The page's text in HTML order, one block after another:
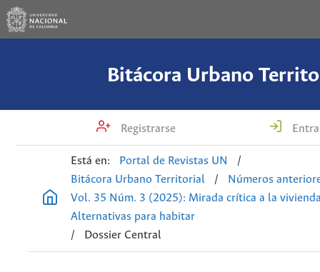
Bitácora Urbano
Registrarse
Está en: Portal de Revistas UN
/
Bitácora Urbano Territorial
/
Números
Vol. 35 Núm. 3 (2025): Mirada crítica a la
Alternativas para habitar
/
Dossier Central